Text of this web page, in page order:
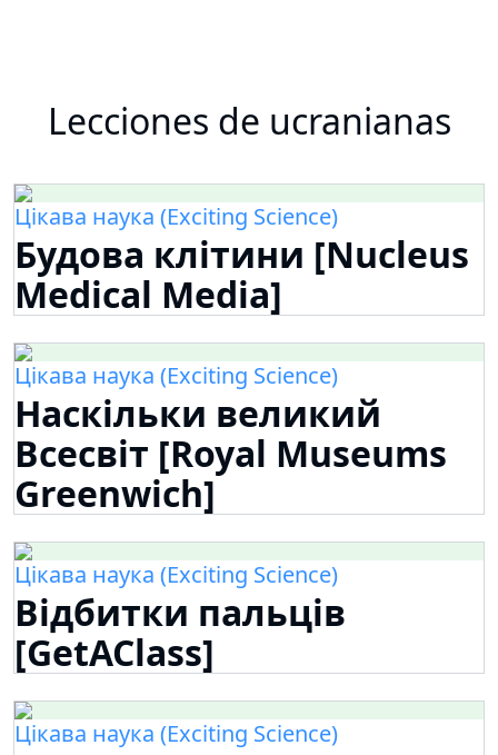
Lecciones de ucranianas
Цікава наука (Exciting Science)
Будова клітини [Nucleus
Medical Media]
Цікава наука (Exciting Science)
Наскільки великий
Всесвіт [Royal Museums
Greenwich]
Цікава наука (Exciting Science)
Відбитки пальців
[GetAClass]
Цікава наука (Exciting Science)